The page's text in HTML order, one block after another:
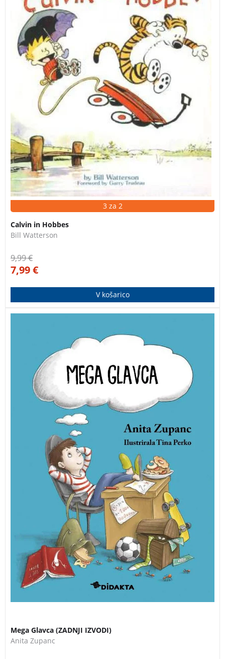
Calvinu in Hobbesu.
3 za 2
Calvin in Hobbes
Bill Watterson
9,99€
7,99€
V košarico
pravi, da je kar Mega Glavca. Ne prenaša neumnosti,
blesti v logiki, obožuje nogomet, zna opraviti z duhovi,
ima direktorske ideje, verjame, da je odličen kuhar in,
ja, odrasli in njihovi nasveti mu gredo hudo na živce –
čeprav mora včasih priznati, da imajo prav …
Mega Glavca (ZADNJI IZVODI)
Anita Zupanc